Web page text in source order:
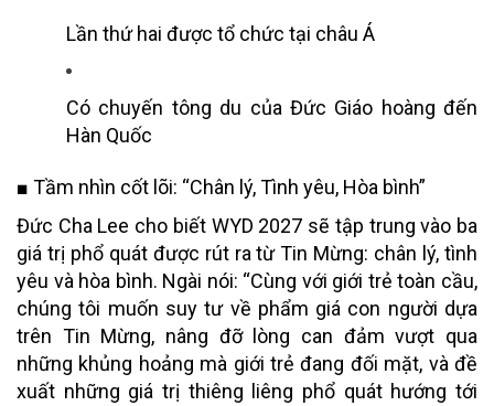
Lần thứ hai được tổ chức tại châu Á
Có chuyến tông du của Đức Giáo hoàng đến
Hàn Quốc
■ Tầm nhìn cốt lõi: “Chân lý, Tình yêu, Hòa bình”
Đức Cha Lee cho biết WYD 2027 sẽ tập trung vào ba
giá trị phổ quát được rút ra từ Tin Mừng: chân lý, tình
yêu và hòa bình. Ngài nói: “Cùng với giới trẻ toàn cầu,
chúng tôi muốn suy tư về phẩm giá con người dựa
trên Tin Mừng, nâng đỡ lòng can đảm vượt qua
những khủng hoảng mà giới trẻ đang đối mặt, và đề
xuất những giá trị thiêng liêng phổ quát hướng tới